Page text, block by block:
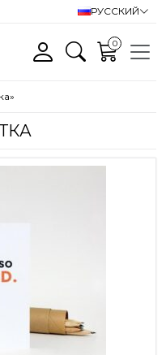
РУССКИЙ
0